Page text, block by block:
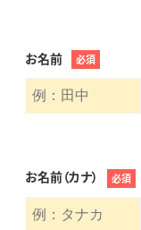
お名前 必須
お名前（カナ） 必須